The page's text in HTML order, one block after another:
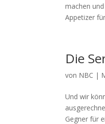
machen
Appetizer
Die
von NBC |
Und wir
Gegner für